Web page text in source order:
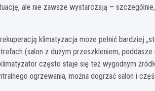
ale nie zawsze wystarczają –
klimatyzacja może pełnić bardziej
(salon z dużym przeszkleniem, poddasze
często staje się też wygodnym
ogrzewania, można dogrzać salon i